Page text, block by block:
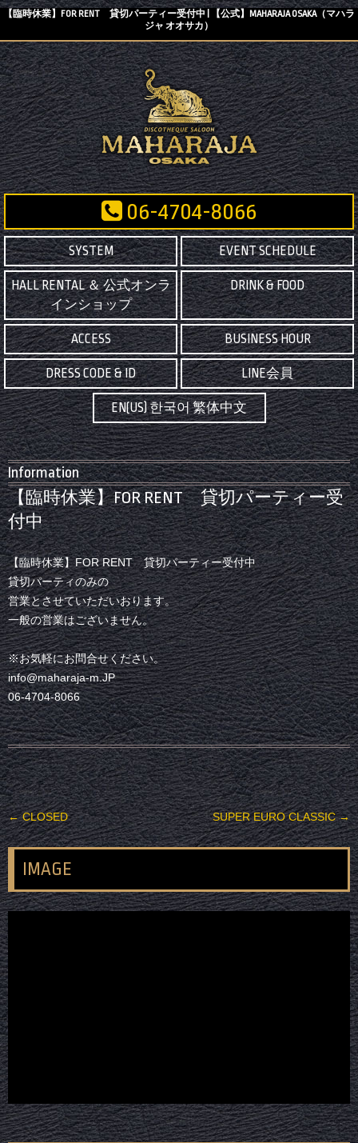
【臨時休業】FOR RENT 貸切パーティー受付中 | 【公式】MAHARAJA OSAKA（マハラ
ジャ オオサカ）
06-4704-8066
SYSTEM EVENT SCHEDULE
HALL RENTAL ＆ 公式オンラ
インショップ
DRINK & FOOD
ACCESS BUSINESS HOUR
DRESS CODE & ID LINE会員
EN(US) 한국어 繁体中文
Information
【臨時休業】FOR RENT 貸切パーティー受
付中
【臨時休業】FOR RENT 貸切パーティー受付中
貸切パーティのみの
営業とさせていただいおります。
一般の営業はございません。
※お気軽にお問合せください。
info@maharaja-m.JP
06-4704-8066
投稿ナビゲーション
←CLOSED SUPER EURO CLASSIC→
IMAGE